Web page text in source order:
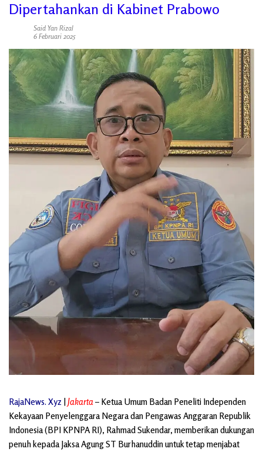
Dipertahankan di Kabinet Prabowo
Said Yan Rizal
6 Februari 2025
RajaNews. Xyz Jakarta– Ketua Umum Badan Peneliti Independen
Kekayaan Penyelenggara Negara dan Pengawas Anggaran Republik
Indonesia (BPI KPNPA RI), Rahmad Sukendar, memberikan dukungan
penuh kepada Jaksa Agung ST Burhanuddin untuk tetap menjabat